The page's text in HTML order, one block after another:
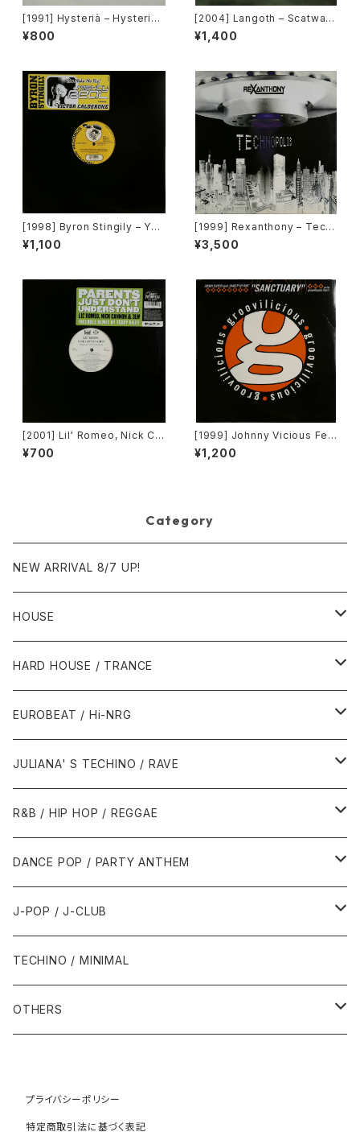
[1991] Hysterià – Hysteria
(There's No Reason To Be
Disturbed) [T.A.O.B. Danc
¥800
[2004] Langoth – Scatwalk
[Sunshine Enterprises]
¥1,400
[1998] Byron Stingily – You
Make Me Feel (Mighty Rea
l) [Nervous Records]
¥1,100
[1999] Rexanthony – Tech
nopolis [Franton]
¥3,500
[2001] Lil' Romeo, Nick Ca
nnon & 3LW – Parents Just
Don't Understand [Jive, Ni
¥700
[1999] Johnny Vicious Fea
t. Dangerous Dave – Sanct
uary [Groovilicious]
¥1,200
Category
NEW ARRIVAL 8/7 UP!
HOUSE
1980年代
1987年・以前
1988年
1990年代
1990年
1991年
1995年
1996年
1998年
2000年代
2000年
2001年
2005年
2010年代
2010年
2011年
HARD HOUSE / TRANCE
1990年代
1994年・以前
1995年
1999年
2000年代
2000年
2001年
2005年
EUROBEAT / Hi-NRG
1980年代
1986年・以前
1987年
1990年代
1990年
1991年
2000年代
JULIANA' S TECHINO / RAVE
1990年代
1990年
1991年
2000年代
2000年
2001年
R&B / HIP HOP / REGGAE
1980年代
1985年・以前
1986年
1990年代
1990年
1991年
1993年
2000年代
2000年
2002年
DANCE POP / PARTY ANTHEM
1980年代
1988年・以前
1989年
1990年代
1990年
1992年
2000年代
2001年
J-POP / J-CLUB
1980年代
1990年代
1991年
2000年
TECHINO / MINIMAL
OTHERS
1985年・以前
1990年代
プライバシーポリシー
特定商取引法に基づく表記